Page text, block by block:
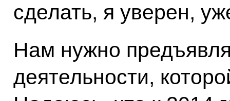
сделать, я уверен,
Нам нужно
деятельности,